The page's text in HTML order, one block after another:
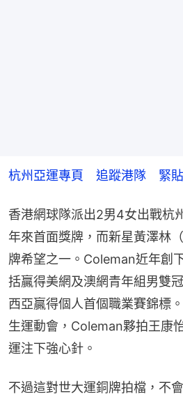
杭州亞運專頁　追蹤港隊　緊
香港網球隊派出2男4女出戰杭
年來首面獎牌，而新星黃澤林
牌希望之一。Coleman近年創
括贏得美網及澳網青年組男雙
西亞贏得個人首個職業賽錦標
生運動會，Coleman夥拍王康
運注下強心針。
不過這對世大運銅牌拍檔，不